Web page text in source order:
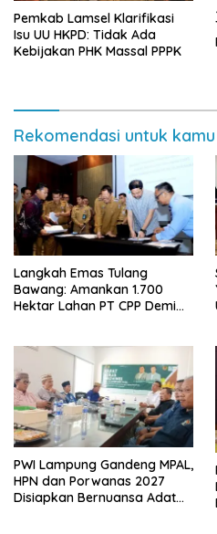
Pemkab Lamsel Klarifikasi
Isu UU HKPD: Tidak Ada
Kebijakan PHK Massal PPPK
Rekomendasi untuk kamu
Langkah Emas Tulang
Bawang: Amankan 1.700
Hektar Lahan PT CPP Demi
PWI Lampung Gandeng MPAL,
HPN dan Porwanas 2027
Disiapkan Bernuansa Adat